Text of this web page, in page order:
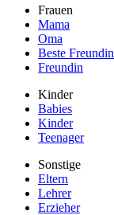
Frauen
Mama
Oma
Beste Freundin
Freundin
Kinder
Babies
Kinder
Teenager
Sonstige
Eltern
Lehrer
Erzieher